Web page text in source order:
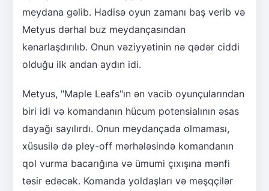
meydana gəlib. Hadisə oyun zamanı baş verib və
Metyus dərhal buz meydançasından
kənarlaşdırılıb. Onun vəziyyətinin nə qədər ciddi
olduğu ilk andan aydın idi.
Metyus, "Maple Leafs"ın ən vacib oyunçularından
biri idi və komandanın hücum potensialının əsas
dayağı sayılırdı. Onun meydançada olmaması,
xüsusilə də pley-off mərhələsində komandanın
qol vurma bacarığına və ümumi çıxışına mənfi
təsir edəcək. Komanda yoldaşları və məşqçilər